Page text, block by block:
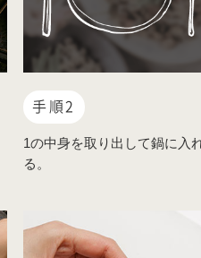
手順2
1の中身を取り出して鍋に入
る。